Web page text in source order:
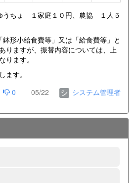
うちょ １家庭１０円、農協 １人５
形小給食費等」又は「給食費等」と
りますが、振替内容については、上
ります。
ます。
0 05/22 システム管理者